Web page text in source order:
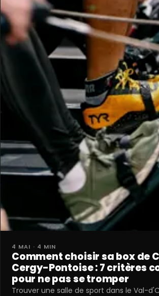
4 MAI · 4 MIN
Comment choisir sa box de
Cergy-Pontoise : 7 critères
pour ne pas se tromper
Trouver une salle de sport dans le Val-